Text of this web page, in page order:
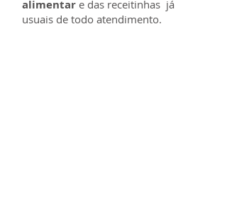
alimentar e das receitinhas já
usuais de todo atendimento.